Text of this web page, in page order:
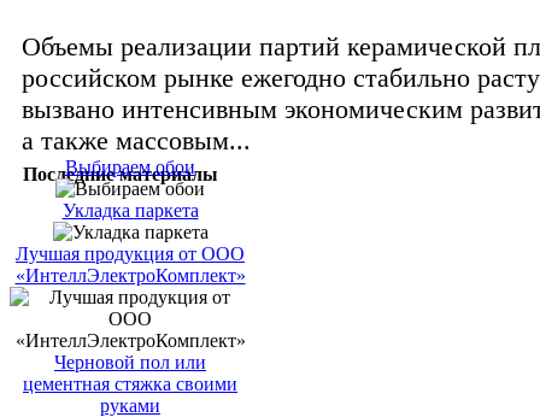
Объемы реализации партий керамической
российском рынке ежегодно стабильно
вызвано интенсивным экономическим
а также массовым...
Последние материалы
Выбираем обои
Укладка паркета
Лучшая продукция от ООО
«ИнтеллЭлектроКомплект»
Черновой пол или
цементная стяжка своими
руками